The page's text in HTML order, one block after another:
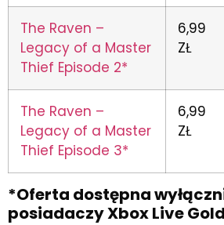
The Raven –
Legacy of a Master
Thief Episode 2*
6,99
ZŁ
The Raven –
Legacy of a Master
Thief Episode 3*
6,99
ZŁ
*Oferta dostępna
posiadaczy Xbox Live